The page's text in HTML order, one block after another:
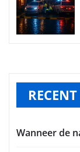
Wanneer de